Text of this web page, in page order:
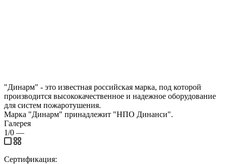
"Динарм" - это известная российская марка, под которой
производится высококачественное и надежное оборудование
для систем пожаротушения.
Марка "Динарм" принадлежит "НПО Динанси".
Галерея
1/0 —
Сертификация: